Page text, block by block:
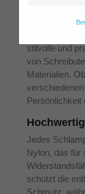
drei tollen
stilvolle und
von
Materialien.
Persönlichkeit
Jedes
Nylon, das für
schützt die
Schmutz,